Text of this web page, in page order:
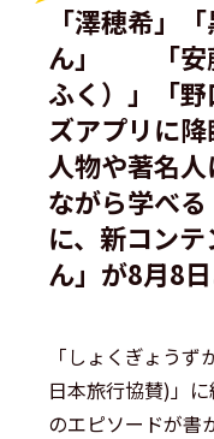
「澤穂希」
ん」 「安
ふく）」「
ズアプリ
人物や著名
ながら学べる
に、新コン
ん」が8月8
「しょくぎょう
日本旅行協賛)」
のエピソードが書